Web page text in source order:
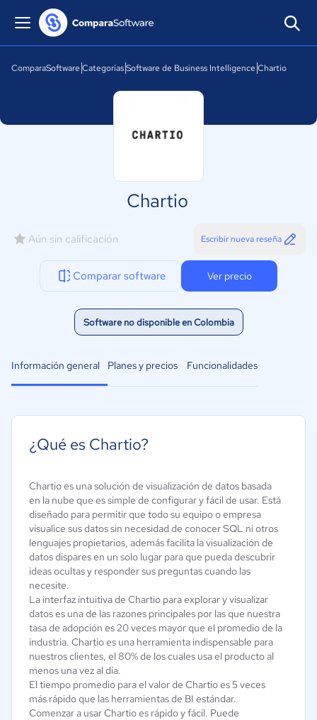
ComparaSoftware CategoríasSoftware de Business Intelligence Chartio
Chartio
Aún sin calificación Escribir nueva reseña
Comparar software Ver precio
Software no disponible en Colombia
Información general Planes y precios Funcionalidades
¿Qué es Chartio?
Chartio es una solución de visualización de datos basada
en la nube que es simple de configurar y fácil de usar. Está
diseñado para permitir que todo su equipo o empresa
visualice sus datos sin necesidad de conocer SQL ni otros
lenguajes propietarios, además facilita la visualización de
datos dispares en un solo lugar para que pueda descubrir
ideas ocultas y responder sus preguntas cuando las
necesite.
La interfaz intuitiva de Chartio para explorar y visualizar
datos es una de las razones principales por las que nuestra
tasa de adopción es 20 veces mayor que el promedio de la
industria. Chartio es una herramienta indispensable para
nuestros clientes, el 80% de los cuales usa el producto al
menos una vez al día.
El tiempo promedio para el valor de Chartio es 5 veces
más rápido que las herramientas de BI estándar.
Comenzar a usar Chartio es rápido y fácil. Puede